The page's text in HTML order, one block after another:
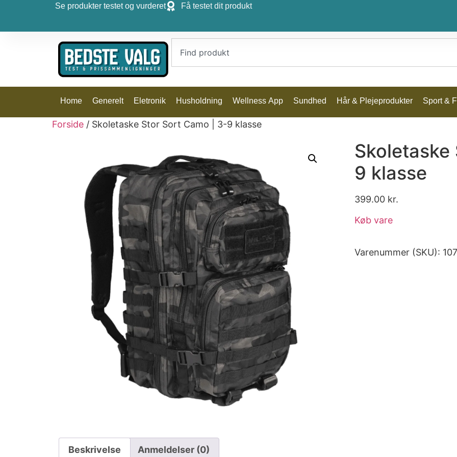
Se produkter testet og vurderet Få testet dit produkt
Home Generelt Eletronik Husholdning Wellness App Sundhed Hår & Plejeprodukter Sport &
Forside / Skoletaske Stor Sort Camo | 3-9 klasse
9 klasse
399.00 kr.
Køb vare
Varenummer (SKU):
Beskrivelse Anmeldelser (0)